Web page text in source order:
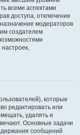
всеми аспектами
доступа, отключение
модераторов
создателем
которые
редактировать или
удалять и
Основные задачи
сообщений